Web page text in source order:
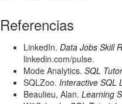
Referencias
LinkedIn. Data Jobs Skill
linkedin.com/pulse.
Mode Analytics. SQL
SQLZoo. Interactive SQL
Beaulieu, Alan. Learning